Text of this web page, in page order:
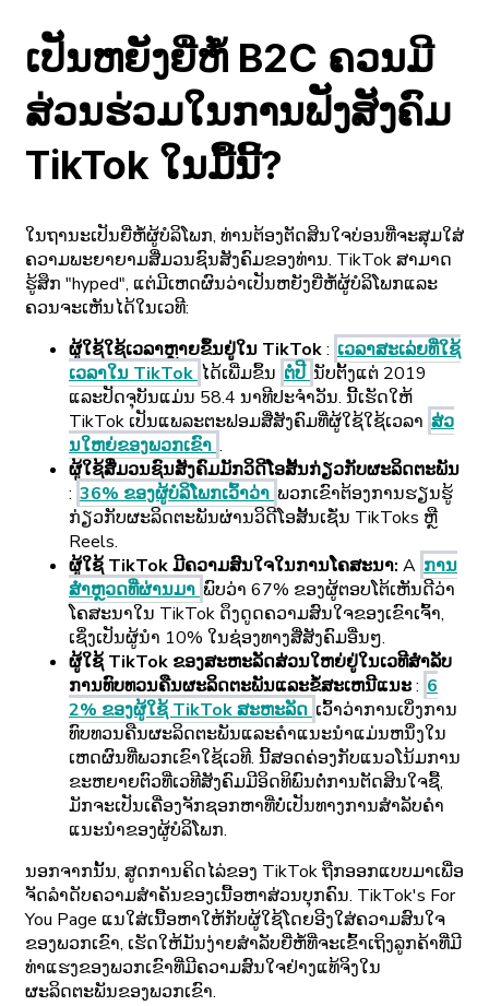
ເປັນຫຍັງຍີ່ຫໍ້ B2C ຄວນມີ
ສ່ວນຮ່ວມໃນການຟັງສັງຄົມ
TikTok ໃນມື້ນີ້?
ໃນຖານະເປັນຍີ່ຫໍ້ຜູ້ບໍລິໂພກ, ທ່ານຕ້ອງຕັດສິນໃຈບ່ອນທີ່ຈະສຸມໃສ່
ຄວາມພະຍາຍາມສື່ມວນຊົນສັງຄົມຂອງທ່ານ. TikTok ສາມາດ
ຮູ້ສຶກ "hyped", ແຕ່ມີເຫດຜົນວ່າເປັນຫຍັງຍີ່ຫໍ້ຜູ້ບໍລິໂພກແລະ
ຄວນຈະເຫັນໄດ້ໃນເວທີ:
ຜູ້​ໃຊ້​ໃຊ້​ເວ​ລາ​ຫຼາຍ​ຂຶ້ນ​ຢູ່​ໃນ TikTok: ເວ​ລາ​ສະ​ເລ່ຍ​ທີ່​ໃຊ້​
ເວ​ລາ​ໃນ TikTokໄດ້​ເພີ່ມ​ຂຶ້ນ ຕໍ່​ປີນັບ​ຕັ້ງ​ແຕ່ 2019
ແລະ​ປັດ​ຈຸ​ບັນ​ແມ່ນ 58.4 ນາ​ທີ​ປະ​ຈໍາ​ວັນ. ນີ້ເຮັດໃຫ້
TikTok ເປັນແພລະຕະຟອມສື່ສັງຄົມທີ່ຜູ້ໃຊ້ໃຊ້ເວລາ ສ່ວ
ນໃຫຍ່ຂອງພວກເຂົາ.
ຜູ້ໃຊ້ສື່ມວນຊົນສັງຄົມມັກວິດີໂອສັ້ນກ່ຽວກັບຜະລິດຕະພັນ
: 36% ຂອງຜູ້ບໍລິໂພກເວົ້າວ່າພວກເຂົາຕ້ອງການຮຽນຮູ້
ກ່ຽວກັບຜະລິດຕະພັນຜ່ານວິດີໂອສັ້ນເຊັ່ນ TikToks ຫຼື
Reels.
ຜູ້ໃຊ້ TikTok ມີຄວາມສົນໃຈໃນການໂຄສະນາ: A ການ
ສໍາຫຼວດທີ່ຜ່ານມາພົບວ່າ 67% ຂອງຜູ້ຕອບໂຕ້ເຫັນດີວ່າ
ໂຄສະນາໃນ TikTok ດຶງດູດຄວາມສົນໃຈຂອງເຂົາເຈົ້າ,
ເຊິ່ງເປັນຜູ້ນໍາ 10% ໃນຊ່ອງທາງສື່ສັງຄົມອື່ນໆ.
ຜູ້ໃຊ້ TikTok ຂອງສະຫະລັດສ່ວນໃຫຍ່ຢູ່ໃນເວທີສໍາລັບ
ການທົບທວນຄືນຜະລິດຕະພັນແລະຂໍ້ສະເຫນີແນະ: 6
2% ຂອງຜູ້ໃຊ້ TikTok ສະຫະລັດເວົ້າວ່າການເບິ່ງການ
ທົບທວນຄືນຜະລິດຕະພັນແລະຄໍາແນະນໍາແມ່ນຫນຶ່ງໃນ
ເຫດຜົນທີ່ພວກເຂົາໃຊ້ເວທີ. ນີ້ສອດຄ່ອງກັບແນວໂນ້ມການ
ຂະຫຍາຍຕົວທີ່ເວທີສັງຄົມມີອິດທິພົນຕໍ່ການຕັດສິນໃຈຊື້,
ມັກຈະເປັນເຄື່ອງຈັກຊອກຫາທີ່ບໍ່ເປັນທາງການສໍາລັບຄໍາ
ແນະນໍາຂອງຜູ້ບໍລິໂພກ.
ນອກຈາກນັ້ນ, ສູດການຄິດໄລ່ຂອງ TikTok ຖືກອອກແບບມາເພື່ອ
ຈັດລໍາດັບຄວາມສໍາຄັນຂອງເນື້ອຫາສ່ວນບຸກຄົນ. TikTok's For
You Page ແນໃສ່ເນື້ອຫາໃຫ້ກັບຜູ້ໃຊ້ໂດຍອີງໃສ່ຄວາມສົນໃຈ
ຂອງພວກເຂົາ, ເຮັດໃຫ້ມັນງ່າຍສໍາລັບຍີ່ຫໍ້ທີ່ຈະເຂົ້າເຖິງລູກຄ້າທີ່ມີ
ທ່າແຮງຂອງພວກເຂົາທີ່ມີຄວາມສົນໃຈຢ່າງແທ້ຈິງໃນ
ຜະລິດຕະພັນຂອງພວກເຂົາ.